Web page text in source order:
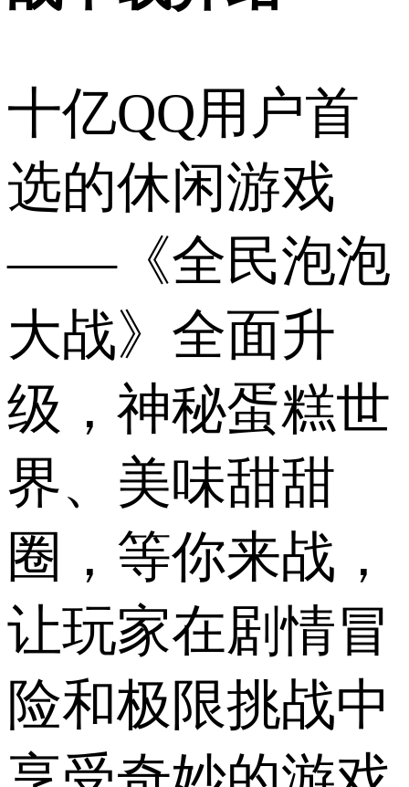
十亿QQ用户首
选的休闲游戏
——《全民泡泡
大战》全面升
级，神秘蛋糕世
界、美味甜甜
圈，等你来战，
让玩家在剧情冒
险和极限挑战中